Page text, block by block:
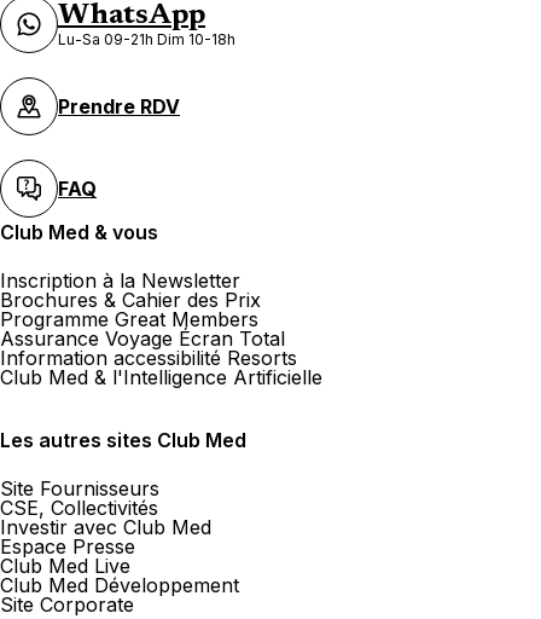
WhatsApp
Lu-Sa 09-21h Dim 10-18h
Prendre RDV
FAQ
Club Med & vous
Inscription à la Newsletter
Brochures & Cahier des Prix
Programme Great Members
Assurance Voyage Écran Total
Information accessibilité Resorts
Club Med & l'Intelligence Artificielle
Les autres sites Club Med
Site Fournisseurs
CSE, Collectivités
Investir avec Club Med
Espace Presse
Club Med Live
Club Med Développement
Site Corporate